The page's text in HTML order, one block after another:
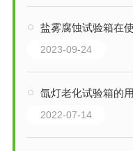
盐雾腐蚀试验箱在
2023-09-24
氙灯老化试验箱的
2022-07-14